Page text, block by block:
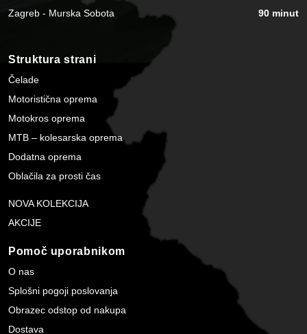
Zagreb - Murska Sobota
90 minut
Struktura strani
Čelade
Motoristična oprema
Motokros oprema
MTB – kolesarska oprema
Dodatna oprema
Oblačila za prosti čas
NOVA KOLEKCIJA
AKCIJE
Pomoč uporabnikom
O nas
Splošni pogoji poslovanja
Obrazec odstop od nakupa
Dostava